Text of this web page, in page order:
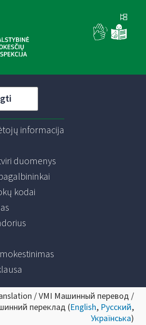
informacija
duomenys
kodai
/ VMI Машинный перевод /
переклад (English, Русский,
Українська)